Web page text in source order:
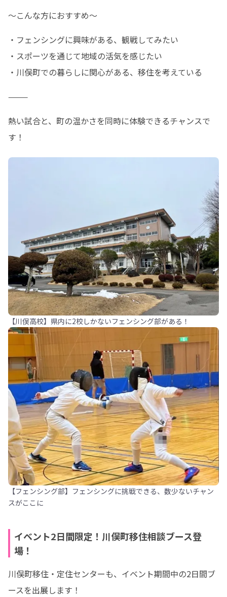
〜こんな方におすすめ〜
・フェンシングに興味がある、観戦してみたい
・スポーツを通じて地域の活気を感じたい
・川俣町での暮らしに関心がある、移住を考えている
⸻
熱い試合と、町の温かさを同時に体験できるチャンスで
す！
【川俣高校】県内に2校しかないフェンシング部がある！
【フェンシング部】フェンシングに挑戦できる、数少ないチャン
スがここに
イベント2日間限定！川俣町移住相談ブース登
場！
川俣町移住・定住センターも、イベント期間中の2日間ブ
ースを出展します！